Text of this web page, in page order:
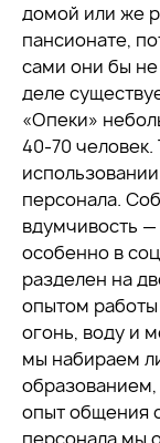
домой или же
пансионате,
сами они бы
деле
«Опеки»
40-70 человек.
персонала.
вдумчивость
особенно в
разделен на
опытом
огонь, воду и
мы набираем
образованием,
опыт общения